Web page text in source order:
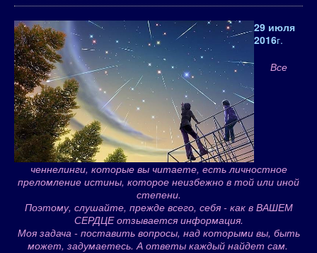
29 июля
2016г.
Все
ченнелинги, которые вы читаете, есть личностное
преломление истины, которое неизбежно в той или иной
степени.
Поэтому, слушайте, прежде всего, себя - как в ВАШЕМ
СЕРДЦЕ отзывается информация.
Моя задача - поставить вопросы, над которыми вы, быть
может, задумаетесь. А ответы каждый найдет сам.